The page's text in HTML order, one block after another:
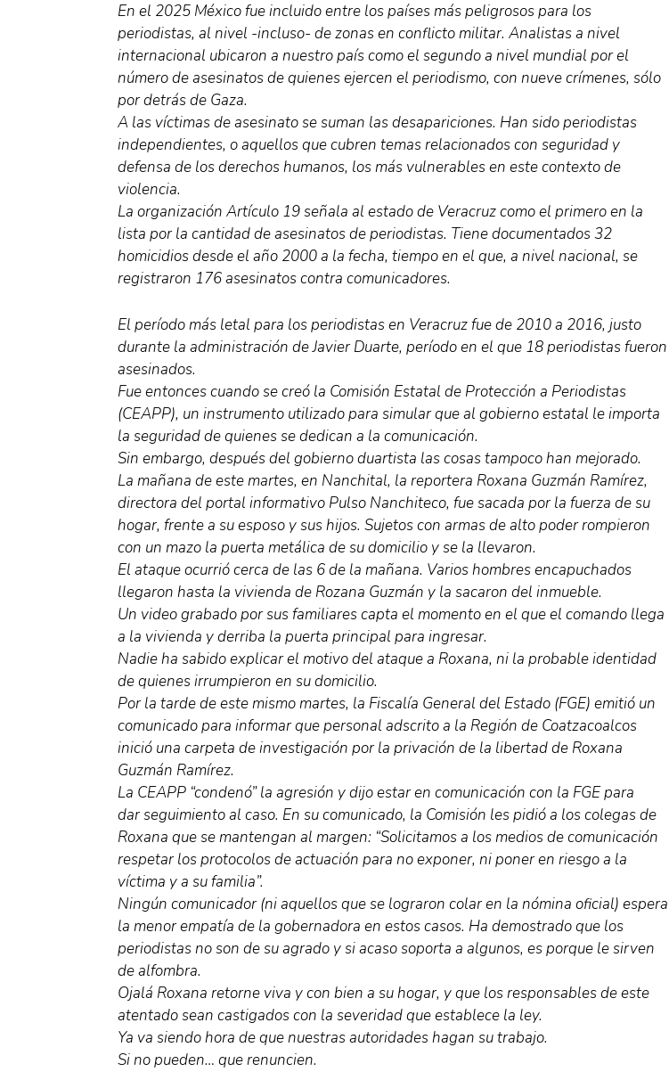
En el 2025 México fue incluido entre los países más peligrosos para los
periodistas, al nivel -incluso- de zonas en conflicto militar. Analistas a nivel
internacional ubicaron a nuestro país como el segundo a nivel mundial por el
número de asesinatos de quienes ejercen el periodismo, con nueve crímenes, sólo
por detrás de Gaza.
A las víctimas de asesinato se suman las desapariciones. Han sido periodistas
independientes, o aquellos que cubren temas relacionados con seguridad y
defensa de los derechos humanos, los más vulnerables en este contexto de
violencia.
La organización Artículo 19 señala al estado de Veracruz como el primero en la
lista por la cantidad de asesinatos de periodistas. Tiene documentados 32
homicidios desde el año 2000 a la fecha, tiempo en el que, a nivel nacional, se
registraron 176 asesinatos contra comunicadores.
El período más letal para los periodistas en Veracruz fue de 2010 a 2016, justo
durante la administración de Javier Duarte, período en el que 18 periodistas fueron
asesinados.
Fue entonces cuando se creó la Comisión Estatal de Protección a Periodistas
(CEAPP), un instrumento utilizado para simular que al gobierno estatal le importa
la seguridad de quienes se dedican a la comunicación.
Sin embargo, después del gobierno duartista las cosas tampoco han mejorado.
La mañana de este martes, en Nanchital, la reportera Roxana Guzmán Ramírez,
directora del portal informativo Pulso Nanchiteco, fue sacada por la fuerza de su
hogar, frente a su esposo y sus hijos. Sujetos con armas de alto poder rompieron
con un mazo la puerta metálica de su domicilio y se la llevaron.
El ataque ocurrió cerca de las 6 de la mañana. Varios hombres encapuchados
llegaron hasta la vivienda de Rozana Guzmán y la sacaron del inmueble.
Un video grabado por sus familiares capta el momento en el que el comando llega
a la vivienda y derriba la puerta principal para ingresar.
Nadie ha sabido explicar el motivo del ataque a Roxana, ni la probable identidad
de quienes irrumpieron en su domicilio.
Por la tarde de este mismo martes, la Fiscalía General del Estado (FGE) emitió un
comunicado para informar que personal adscrito a la Región de Coatzacoalcos
inició una carpeta de investigación por la privación de la libertad de Roxana
Guzmán Ramírez.
La CEAPP “condenó” la agresión y dijo estar en comunicación con la FGE para
dar seguimiento al caso. En su comunicado, la Comisión les pidió a los colegas de
Roxana que se mantengan al margen: “Solicitamos a los medios de comunicación
respetar los protocolos de actuación para no exponer, ni poner en riesgo a la
víctima y a su familia”.
Ningún comunicador (ni aquellos que se lograron colar en la nómina oficial) espera
la menor empatía de la gobernadora en estos casos. Ha demostrado que los
periodistas no son de su agrado y si acaso soporta a algunos, es porque le sirven
de alfombra.
Ojalá Roxana retorne viva y con bien a su hogar, y que los responsables de este
atentado sean castigados con la severidad que establece la ley.
Ya va siendo hora de que nuestras autoridades hagan su trabajo.
Si no pueden… que renuncien.